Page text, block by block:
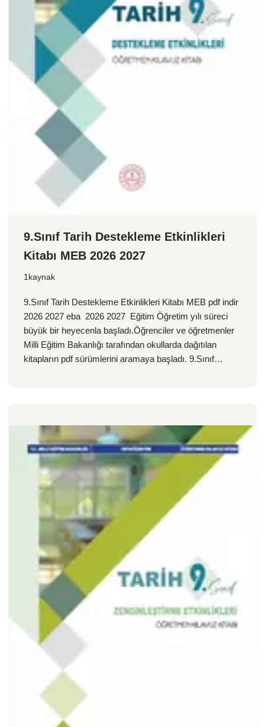
9.Sınıf Tarih Destekleme Etkinlikleri
Kitabı MEB 2026 2027
1kaynak
9.Sınıf Tarih Destekleme Etkinlikleri Kitabı MEB pdf indir
2026 2027 eba 2026 2027 Eğitim Öğretim yılı süreci
büyük bir heyecenla başladı.Öğrenciler ve öğretmenler
Milli Eğitim Bakanlığı tarafından okullarda dağıtılan
kitapların pdf sürümlerini aramaya başladı. 9.Sınıf…